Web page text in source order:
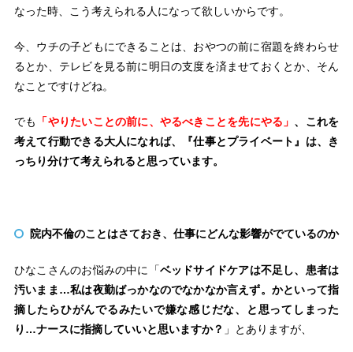
なった時、こう考えられる人になって欲しいからです。
今、ウチの子どもにできることは、おやつの前に宿題を終わらせ
るとか、テレビを見る前に明日の支度を済ませておくとか、そん
なことですけどね。
でも 「やりたいことの前に、やるべきことを先にやる」 、これを
考えて行動できる大人になれば、『仕事とプライベート』は、き
っちり分けて考えられると思っています。
院内不倫のことはさておき、仕事にどんな影響がでているのか
ひなこさんのお悩みの中に「ベッドサイドケアは不足し、患者は
汚いまま…私は夜勤ばっかなのでなかなか言えず。かといって指
摘したらひがんでるみたいで嫌な感じだな、と思ってしまった
り…ナースに指摘していいと思いますか？ 」とありますが、